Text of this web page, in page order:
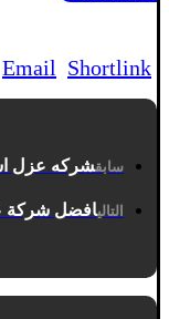
Email Shortlink
سابقشركه عزل
التاليافضل شركة